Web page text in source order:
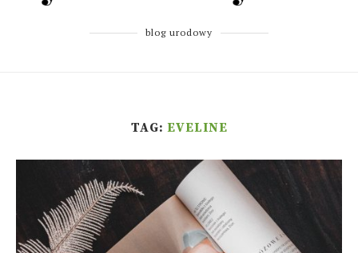
blog urodowy
TAG: EVELINE